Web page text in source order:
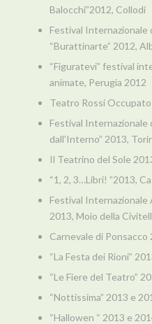
Balocchi”2012, Collodi
Festival Internazionale
“Burattinarte” 2012,
“Figuratevi” festival
animate, Perugia 2012
Teatro Rossi Occupato
Festival Internazionale
dall’Interno” 2013,
Il Teatrino del Sole
“1, 2, 3…Libri! ”2013,
Festival Internazionale
2013, Moio della
Carnevale di Ponsacco
“La Festa dei Rioni”
“Le Fiere del Teatro”
“Nottissima” 2013 e
“Hallowen “ 2013 e